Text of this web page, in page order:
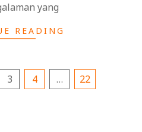
yang
READING
3 4 …
22